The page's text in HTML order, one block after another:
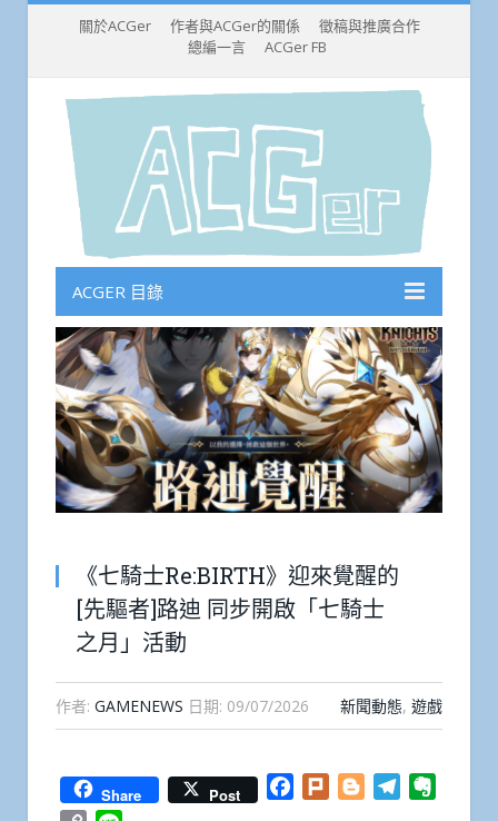
關於ACGer 作者與ACGer的關係
徵稿與推廣合作
總編一言
ACGer FB
ACGER 目錄
《七騎士Re:BIRTH》迎來覺醒的
[先驅者]路迪 同步開啟「七騎士
之月」活動
作者: GAMENEWS 日期: 09/07/2026 新聞動態, 遊戲
Share Post Facebook
Plurk BloggerTelegram